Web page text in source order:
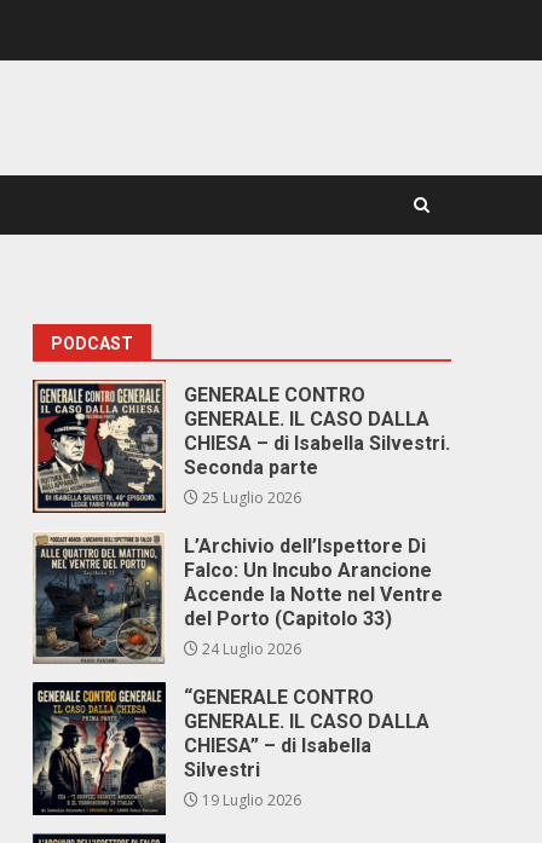
PODCAST
GENERALE CONTRO
GENERALE. IL CASO DALLA
CHIESA – di Isabella Silvestri.
Seconda parte
25 Luglio 2026
L’Archivio dell’Ispettore Di
Falco: Un Incubo Arancione
Accende la Notte nel Ventre
del Porto (Capitolo 33)
24 Luglio 2026
“GENERALE CONTRO
GENERALE. IL CASO DALLA
CHIESA” – di Isabella
Silvestri
19 Luglio 2026